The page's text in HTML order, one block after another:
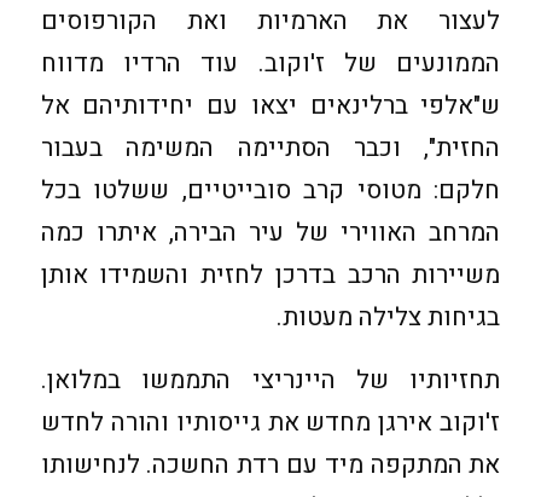
לעצור את הארמיות ואת הקורפוסים
הממונעים של ז'וקוב. עוד הרדיו מדווח
ש"אלפי ברלינאים יצאו עם יחידותיהם אל
החזית", וכבר הסתיימה המשימה בעבור
חלקם: מטוסי קרב סובייטיים, ששלטו בכל
המרחב האווירי של עיר הבירה, איתרו כמה
משיירות הרכב בדרכן לחזית והשמידו אותן
בגיחות צלילה מעטות.
תחזיותיו של היינריצי התממשו במלואן.
ז'וקוב אירגן מחדש את גייסותיו והורה לחדש
את המתקפה מיד עם רדת החשכה. לנחישותו